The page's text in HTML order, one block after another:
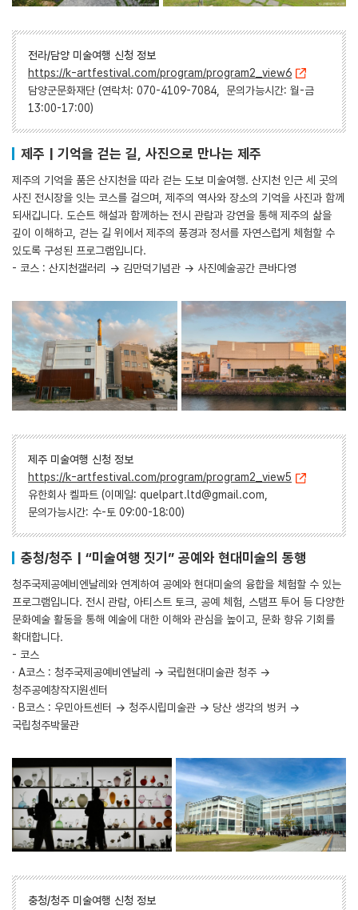
전라/담양 미술여행 신청 정보
https://k-artfestival.com/program/program2_view6
담양군문화재단 (연락처: 070-4109-7084, 문의가능시간: 월-금
13:00-17:00)
제주 | 기억을 걷는 길, 사진으로 만나는 제주
제주의 기억을 품은 산지천을 따라 걷는 도보 미술여행. 산지천 인근 세 곳의
사진 전시장을 잇는 코스를 걸으며, 제주의 역사와 장소의 기억을 사진과 함께
되새깁니다. 도슨트 해설과 함께하는 전시 관람과 강연을 통해 제주의 삶을
깊이 이해하고, 걷는 길 위에서 제주의 풍경과 정서를 자연스럽게 체험할 수
있도록 구성된 프로그램입니다.
- 코스 : 산지천갤러리 → 김만덕기념관 → 사진예술공간 큰바다영
제주 미술여행 신청 정보
https://k-artfestival.com/program/program2_view5
유한회사 켈파트 (이메일: quelpart.ltd@gmail.com,
문의가능시간: 수-토 09:00-18:00)
충청/청주 | “미술여행 짓기” 공예와 현대미술의 동행
청주국제공예비엔날레와 연계하여 공예와 현대미술의 융합을 체험할 수 있는
프로그램입니다. 전시 관람, 아티스트 토크, 공예 체험, 스탬프 투어 등 다양한
문화예술 활동을 통해 예술에 대한 이해와 관심을 높이고, 문화 향유 기회를
확대합니다.
- 코스
· A코스 : 청주국제공예비엔날레 → 국립현대미술관 청주 →
청주공예창작지원센터
· B코스 : 우민아트센터 → 청주시립미술관 → 당산 생각의 벙커 →
국립청주박물관
충청/청주 미술여행 신청 정보